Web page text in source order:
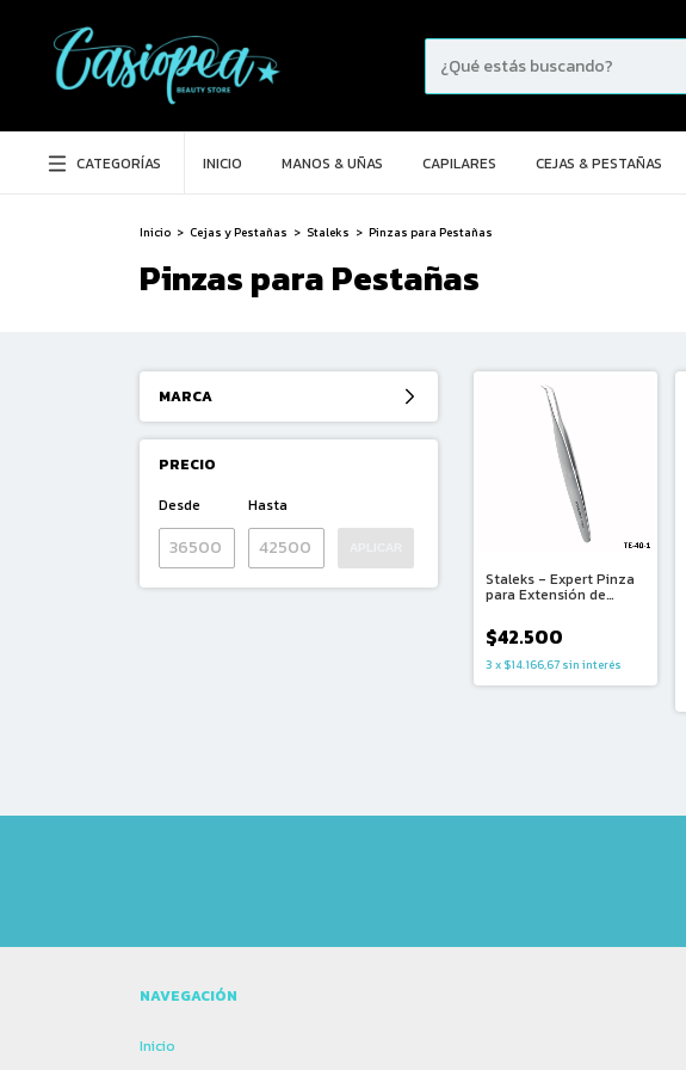
CATEGORÍAS INICIO MANOS & UÑAS CAPILARES CEJAS & PESTAÑAS
Inicio > Cejas y Pestañas > Staleks > Pinzas para Pestañas
Pinzas para Pestañas
MARCA
PRECIO
Desde
Hasta
Staleks - Expert Pinza
para Extensión de
$42.500
3 x $14.166,67 sin interés
NAVEGACIÓN
Inicio